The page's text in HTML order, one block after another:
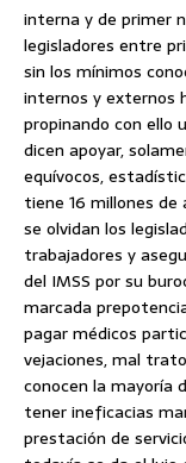
interna y de primer
legisladores entre
sin los mínimos
internos y externos
propinando con ello
dicen apoyar,
equívocos,
tiene 16 millones
se olvidan los
trabajadores y
del IMSS por su
marcada
pagar médicos
vejaciones, mal
conocen la mayoría
tener ineficacias
prestación de